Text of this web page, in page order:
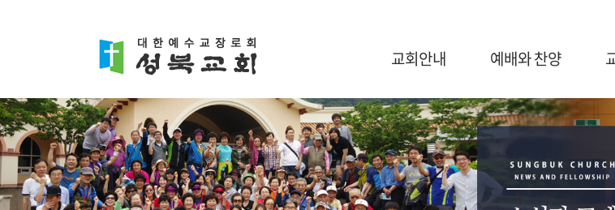
교회안내 예배와 찬양